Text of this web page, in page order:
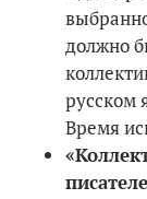
должно
русском
Время